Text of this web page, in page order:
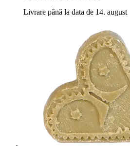
Livrare până la data de 14. august